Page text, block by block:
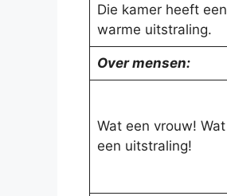
Die kamer heeft een
warme uitstraling.
Over mensen:
Wat een vrouw! Wat
een uitstraling!